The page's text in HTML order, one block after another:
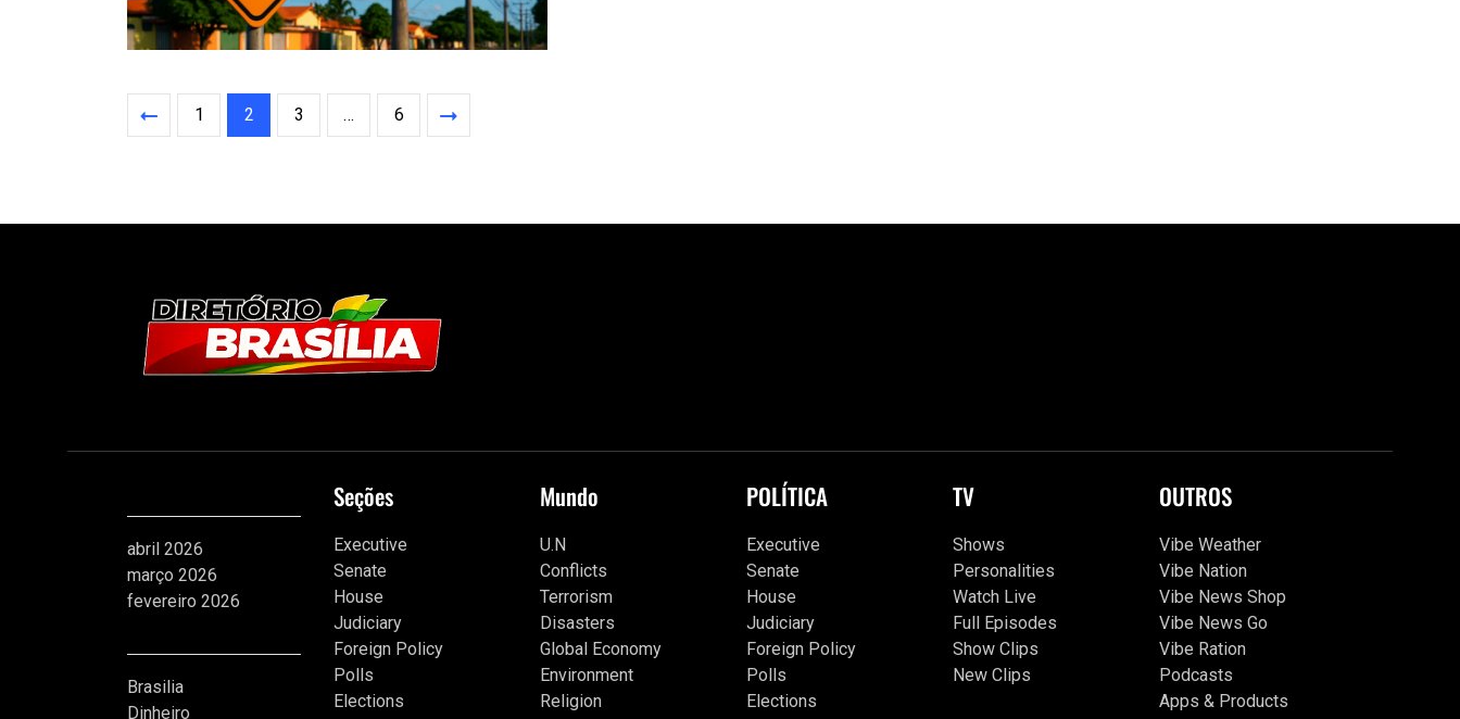
1 2 3 … 6
abril 2026
março 2026
fevereiro 2026
Brasilia
Dinheiro
Seções
Executive
Senate
House
Judiciary
Foreign Policy
Polls
Elections
Mundo
U.N
Conflicts
Terrorism
Disasters
Global Economy
Environment
Religion
POLÍTICA
Executive
Senate
House
Judiciary
Foreign Policy
Polls
Elections
TV
Shows
Personalities
Watch Live
Full Episodes
Show Clips
New Clips
OUTROS
Vibe Weather
Vibe Nation
Vibe News Shop
Vibe News Go
Vibe Ration
Podcasts
Apps & Products